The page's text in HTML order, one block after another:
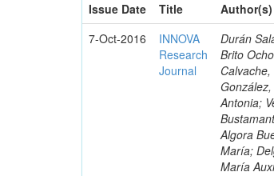
Issue Date
Title
Author(s)
7-Oct-2016
INNOVA
Research
Journal
Durán
Brito
Antonia;
Algora
María;
María